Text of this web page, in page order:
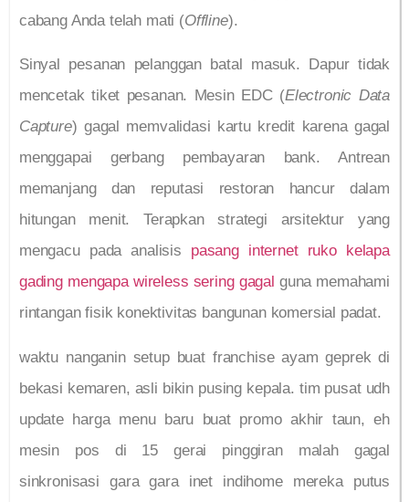
cabang Anda telah mati (Offline).
Sinyal pesanan pelanggan batal masuk. Dapur tidak
mencetak tiket pesanan. Mesin EDC (Electronic Data
Capture) gagal memvalidasi kartu kredit karena gagal
menggapai gerbang pembayaran bank. Antrean
memanjang dan reputasi restoran hancur dalam
hitungan menit. Terapkan strategi arsitektur yang
mengacu pada analisis pasang internet ruko kelapa
gading mengapa wireless sering gagal guna memahami
rintangan fisik konektivitas bangunan komersial padat.
waktu nanganin setup buat franchise ayam geprek di
bekasi kemaren, asli bikin pusing kepala. tim pusat udh
update harga menu baru buat promo akhir taun, eh
mesin pos di 15 gerai pinggiran malah gagal
sinkronisasi gara gara inet indihome mereka putus